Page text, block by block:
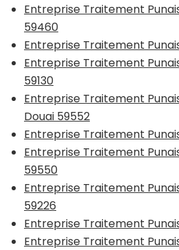
Entreprise Traitement
59460
Entreprise Traitement
Entreprise Traitement
59130
Entreprise Traitement
Douai 59552
Entreprise Traitement
Entreprise Traitement
59550
Entreprise Traitement
59226
Entreprise Traitement
Entreprise Traitement